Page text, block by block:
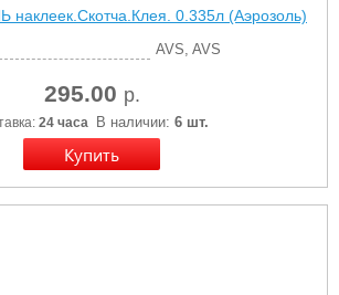
0.335л (Аэрозоль)
AVS, AVS
295.00 р.
24 часа В наличии: 6 шт.